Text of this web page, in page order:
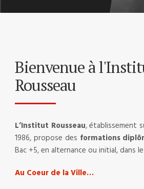
Bienvenue à
Rousseau
L’Institut Rousseau, établissement
1986, propose des formations
Bac +5, en alternance ou initial, dans
Au Coeur de la Ville…